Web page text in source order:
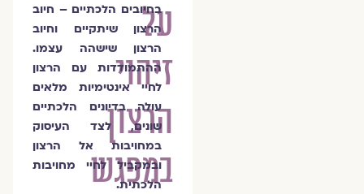
על
זיהוי
הרצון
במפגש
בחיובים הלכתיים – חיוב
הרצון שיתקיים וחיוב
הרצון שישהה עצמו.
ההתמודדות עם הרצון
לחיי אינטימיות מלאים
עולה בדיונים הלכתיים
שונים, לצד העיסוק
במחויבות אל הרצון
ובמקביל לחיי מחויבות
הלכתית.